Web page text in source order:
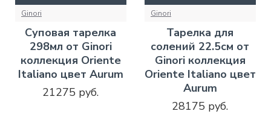
Ginori
Суповая тарелка
298мл от Ginori
коллекция Oriente
Italiano цвет Aurum
21275 руб.
Ginori
Тарелка для
солений 22.5см от
Ginori коллекция
Oriente Italiano цвет
Aurum
28175 руб.